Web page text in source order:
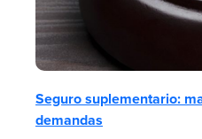
Seguro suplementario:
demandas